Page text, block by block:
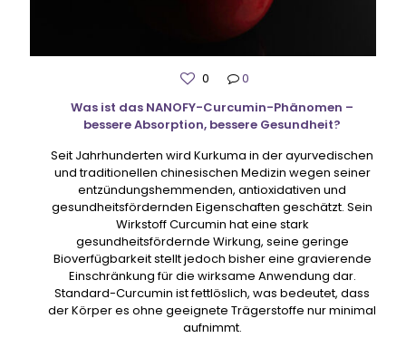
0
0
Was ist das NANOFY-Curcumin-Phänomen –
bessere Absorption, bessere Gesundheit?
Seit Jahrhunderten wird Kurkuma in der ayurvedischen
und traditionellen chinesischen Medizin wegen seiner
entzündungshemmenden, antioxidativen und
gesundheitsfördernden Eigenschaften geschätzt. Sein
Wirkstoff Curcumin hat eine stark
gesundheitsfördernde Wirkung, seine geringe
Bioverfügbarkeit stellt jedoch bisher eine gravierende
Einschränkung für die wirksame Anwendung dar.
Standard-Curcumin ist fettlöslich, was bedeutet, dass
der Körper es ohne geeignete Trägerstoffe nur minimal
aufnimmt.